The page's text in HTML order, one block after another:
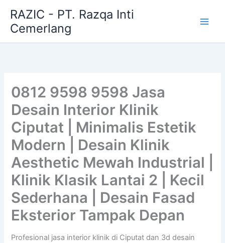
content
RAZIC - PT. Razqa Inti
Cemerlang
0812 9598 9598 Jasa
Desain Interior Klinik
Ciputat | Minimalis Estetik
Modern | Desain Klinik
Aesthetic Mewah Industrial |
Klinik Klasik Lantai 2 | Kecil
Sederhana | Desain Fasad
Eksterior Tampak Depan
Profesional jasa interior klinik di Ciputat dan 3d desain